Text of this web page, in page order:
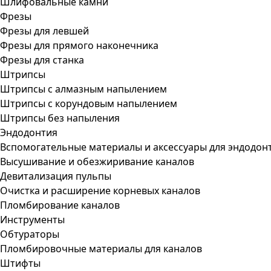
Фрезы
Фрезы для левшей
Фрезы для прямого наконечника
Фрезы для станка
Штрипсы
Штрипсы c алмазным напылением
Штрипсы c корундовым напылением
Штрипсы без напыления
Эндодонтия
Вспомогательные материалы и аксессуары для
Высушивание и обезжиривание каналов
Девитализация пульпы
Очистка и расширение корневых каналов
Пломбирование каналов
Инструменты
Обтураторы
Пломбировочные материалы для каналов
Штифты